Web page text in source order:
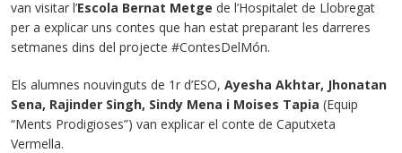
van visitar l’Escola Bernat Metge de l’Hospitalet de Llobregat
per a explicar uns contes que han estat preparant les darreres
setmanes dins del projecte #ContesDelMón.
Els alumnes nouvinguts de 1r d’ESO, Ayesha Akhtar, Jhonatan
Sena, Rajinder Singh, Sindy Mena i Moises Tapia (Equip
“Ments Prodigioses”) van explicar el conte de Caputxeta
Vermella.